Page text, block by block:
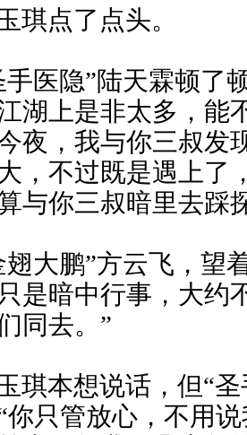
琪点了点头。
医隐”陆天霖顿了
湖上是非太多，能
夜，我与你三叔发
，不过既是遇上了
与你三叔暗里去踩
大鹏”方云飞，望
是暗中行事，大约
同去。”
琪本想说话，但“圣
你只管放心，不用